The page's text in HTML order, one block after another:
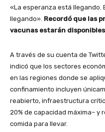
«La esperanza está llegando.
llegando». Recordó que las
vacunas estarán
A través de su cuenta de
indicó que los sectores
en las regiones donde se
confinamiento incluyen
reabierto, infraestructura
20% de capacidad máxima–
comida para llevar.